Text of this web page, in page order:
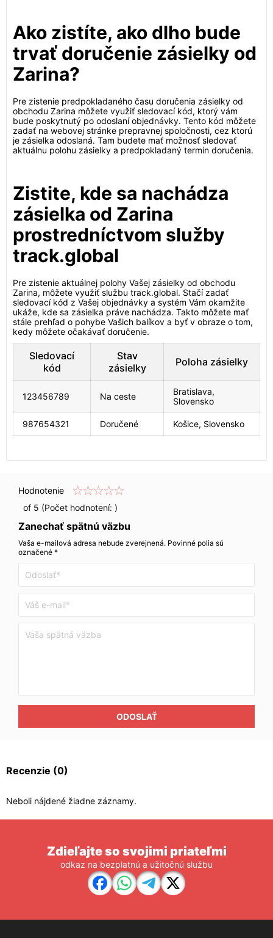
Ako zistíte, ako dlho bude
trvať doručenie zásielky od
Zarina?
Pre zistenie predpokladaného času doručenia zásielky od
obchodu Zarina môžete využiť sledovací kód, ktorý vám
bude poskytnutý po odoslaní objednávky. Tento kód môžete
zadať na webovej stránke prepravnej spoločnosti, cez ktorú
je zásielka odoslaná. Tam budete mať možnosť sledovať
aktuálnu polohu zásielky a predpokladaný termín doručenia.
Zistite, kde sa nachádza
zásielka od Zarina
prostredníctvom služby
track.global
Pre zistenie aktuálnej polohy Vašej zásielky od obchodu
Zarina, môžete využiť službu track.global. Stačí zadať
sledovací kód z Vašej objednávky a systém Vám okamžite
ukáže, kde sa zásielka práve nachádza. Takto môžete mať
stále prehľad o pohybe Vašich balíkov a byť v obraze o tom,
kedy môžete očakávať doručenie.
Sledovací
kód
Stav
zásielky
Poloha zásielky
123456789 Na ceste
Bratislava,
Slovensko
987654321 Doručené Košice, Slovensko
Hodnotenie
of 5 (Počet hodnotení: )
Zanechať spätnú väzbu
Vaša e-mailová adresa nebude zverejnená. Povinné polia sú
označené *
ODOSLAŤ
Recenzie (0)
Neboli nájdené žiadne záznamy.
Zdieľajte so svojimi priateľmi
odkaz na bezplatnú a užitočnú službu